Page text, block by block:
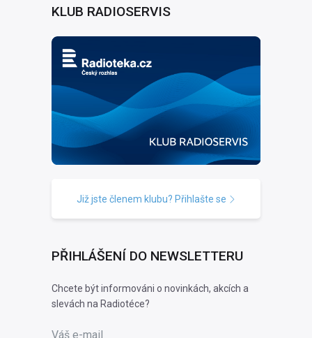
KLUB RADIOSERVIS
Již jste členem klubu? Přihlašte se
PŘIHLÁŠENÍ DO NEWSLETTERU
Chcete být informováni o novinkách, akcích a
slevách na Radiotéce?
Váš e-mail